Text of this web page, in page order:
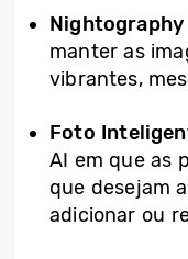
manter as
vibrantes,
Foto
AI em que as
que desejam
adicionar ou